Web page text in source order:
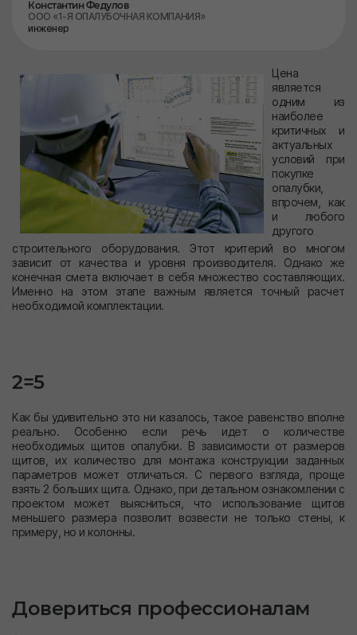
Константин Федулов
ООО «1-Я ОПАЛУБОЧНАЯ КОМПАНИЯ»
инженер
Цена
является
одним из
наиболее
критичных и
актуальных
условий при
покупке
опалубки,
впрочем, как
и любого
другого
строительного оборудования. Этот критерий во многом
зависит от качества и уровня производителя. Однако же
конечная смета включает в себя множество составляющих.
Именно на этом этапе важным является точный расчет
необходимой комплектации.
2=5
Как бы удивительно это ни казалось, такое равенство вполне
реально. Особенно если речь идет о количестве
необходимых щитов опалубки. В зависимости от размеров
щитов, их количество для монтажа конструкции заданных
параметров может отличаться. С первого взгляда, проще
взять 2 больших щита. Однако, при детальном ознакомлении с
проектом может выясниться, что использование щитов
меньшего размера позволит возвести не только стены, к
примеру, но и колонны.
Довериться профессионалам